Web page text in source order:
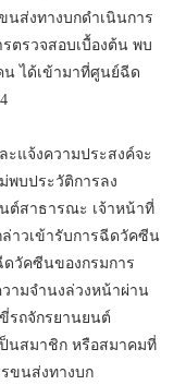
นส่งทางบกดำเนินการ
ตรวจสอบเบื้องต้น พบ
ได้เข้ามาที่ศูนย์ฉีด
แจ้งความประสงค์จะ
พบประวัติการลง
ต์สาธารณะ เจ้าหน้าที่
าวเข้ารับการฉีดวัคซีน
ดวัคซีนของกรมการ
ามจำนงล่วงหน้าผ่าน
รถจักรยานยนต์
นสมาชิก หรือสมาคมที่
ขนส่งทางบก